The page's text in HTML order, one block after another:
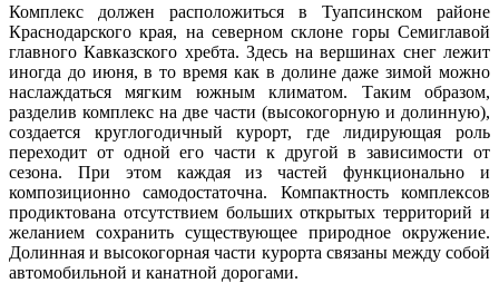
Комплекс должен расположиться в Туапсинском районе
Краснодарского края, на северном склоне горы Семиглавой
главного Кавказского хребта. Здесь на вершинах снег лежит
иногда до июня, в то время как в долине даже зимой можно
наслаждаться мягким южным климатом. Таким образом,
разделив комплекс на две части (высокогорную и долинную),
создается круглогодичный курорт, где лидирующая роль
переходит от одной его части к другой в зависимости от
сезона. При этом каждая из частей функционально и
композиционно самодостаточна. Компактность комплексов
продиктована отсутствием больших открытых территорий и
желанием сохранить существующее природное окружение.
Долинная и высокогорная части курорта связаны между собой
автомобильной и канатной дорогами.